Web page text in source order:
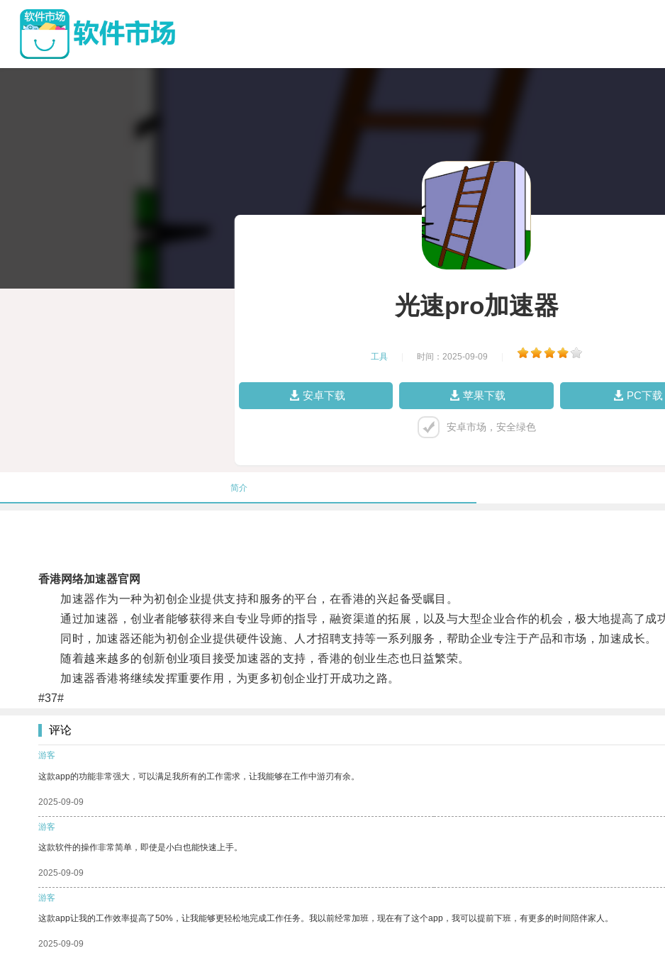
光速pro加速器
工具 时间：2025-09-09
安卓下载 苹果下载 PC下载
安卓市场，安全绿色
简介
香港网络加速器官网
加速器作为一种为初创企业提供支持和服务的平台，在香港的兴起备受瞩目。
通过加速器，创业者能够获得来自专业导师的指导，融资渠道的拓展，以及与大型企业合作的机会，极大地提高了成功
同时，加速器还能为初创企业提供硬件设施、人才招聘支持等一系列服务，帮助企业专注于产品和市场，加速成长。
随着越来越多的创新创业项目接受加速器的支持，香港的创业生态也日益繁荣。
加速器香港将继续发挥重要作用，为更多初创企业打开成功之路。
#37#
评论
游客
这款app的功能非常强大，可以满足我所有的工作需求，让我能够在工作中游刃有余。
2025-09-09
游客
这款软件的操作非常简单，即使是小白也能快速上手。
2025-09-09
游客
这款app让我的工作效率提高了50%，让我能够更轻松地完成工作任务。我以前经常加班，现在有了这个app，我可以提前下班，有更多的时间陪伴家人。
2025-09-09